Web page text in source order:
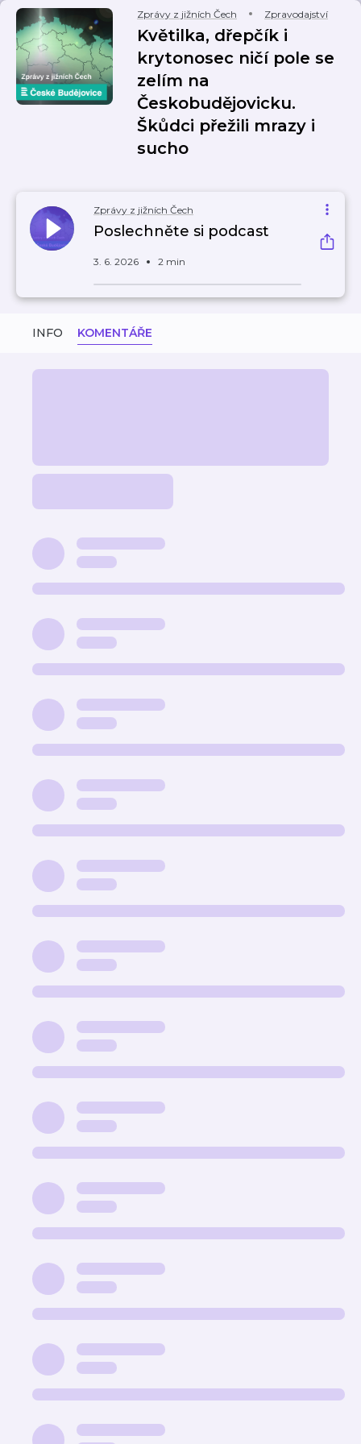
Zprávy z jižních Čech Zpravodajství
Květilka, dřepčík i
krytonosec ničí pole se
zelím na
Českobudějovicku.
Škůdci přežili mrazy i
sucho
Zprávy z jižních Čech
Poslechněte si podcast
3. 6. 2026 2 min
INFO KOMENTÁŘE